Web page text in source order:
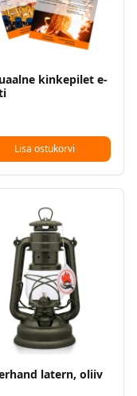
kinkepilet e-
Lisa ostukorvi
latern, oliiv